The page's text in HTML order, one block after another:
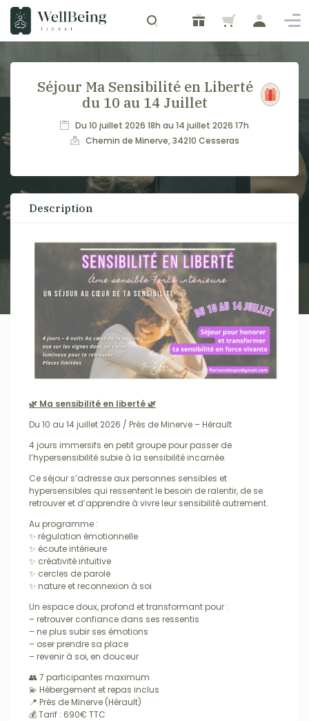
Séjour Ma Sensibilité en Liberté
du 10 au 14 Juillet
Du 10 juillet 2026 18h au 14 juillet 2026 17h
Chemin de Minerve, 34210 Cesseras
Description
🌿 Ma sensibilité en liberté 🌿
Du 10 au 14 juillet 2026 / Près de Minerve – Hérault
4 jours immersifs en petit groupe pour passer de
l’hypersensibilité subie à la sensibilité incarnée.
Ce séjour s’adresse aux personnes sensibles et
hypersensibles qui ressentent le besoin de ralentir, de se
retrouver et d’apprendre à vivre leur sensibilité autrement.
Au programme :
✨ régulation émotionnelle
✨ écoute intérieure
✨ créativité intuitive
✨ cercles de parole
✨ nature et reconnexion à soi
Un espace doux, profond et transformant pour :
– retrouver confiance dans ses ressentis
– ne plus subir ses émotions
– oser prendre sa place
– revenir à soi, en douceur
👥 7 participantes maximum
💫 Hébergement et repas inclus
📍 Près de Minerve (Hérault)
💰 Tarif : 690€ TTC